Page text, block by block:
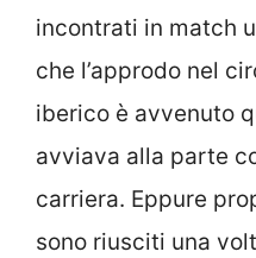
incontrati in match
che l’approdo nel
iberico è avvenuto
avviava alla parte
carriera. Eppure
sono riusciti una